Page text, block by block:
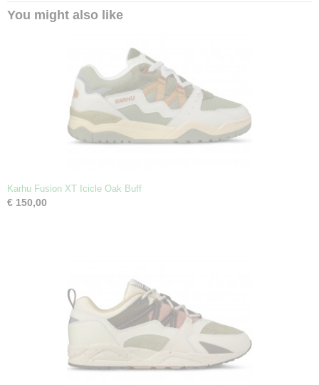
You might also like
Karhu Fusion XT Icicle Oak Buff
€ 150,00